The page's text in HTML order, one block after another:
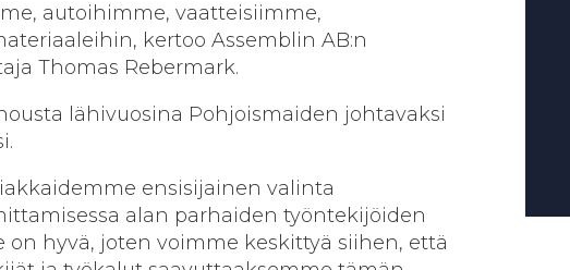
autoihimme, vaatteisiimme,
kertoo Assemblin AB:n
Thomas Rebermark.
lähivuosina Pohjoismaiden johtavaksi
ensisijainen valinta
alan parhaiden työntekijöiden
hyvä, joten voimme keskittyä siihen, että